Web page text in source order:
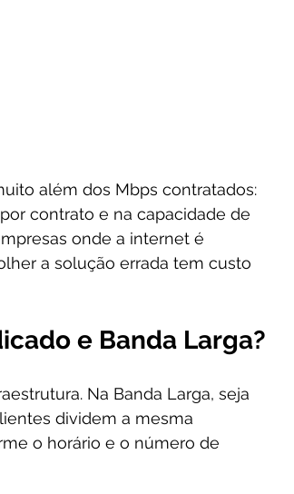
além dos Mbps contratados:
contrato e na capacidade de
onde a internet é
a solução errada tem custo
e Banda Larga?
Na Banda Larga, seja
dividem a mesma
o horário e o número de